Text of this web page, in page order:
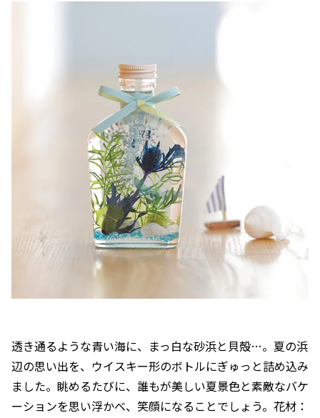
透き通るような青い海に、まっ白な砂浜と貝殻…。夏の浜
辺の思い出を、ウイスキー形のボトルにぎゅっと詰め込み
ました。眺めるたびに、誰もが美しい夏景色と素敵なバケ
ーションを思い浮かべ、笑顔になることでしょう。花材：